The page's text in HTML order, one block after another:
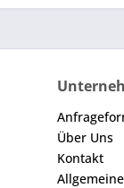
Über Uns
Kontakt